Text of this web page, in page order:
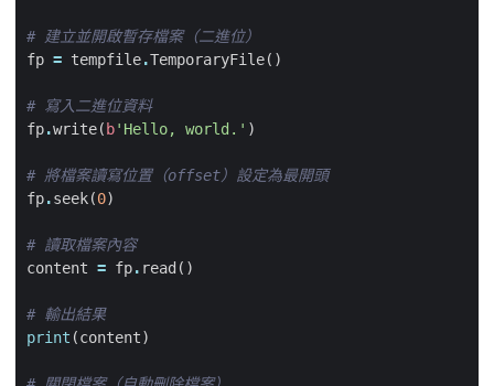
# 建立並開啟暫存檔案（二進位）
fp = tempfile.TemporaryFile()
# 寫入二進位資料
fp.write( b'Hello, world.' )
# 將檔案讀寫位置（offset）設定為最開頭
fp.seek(0)
# 讀取檔案內容
content = fp. read ()
# 輸出結果
print (content)